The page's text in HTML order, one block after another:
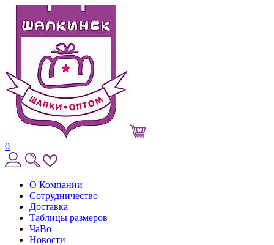
0
О Компании
Сотрудничество
Доставка
Таблицы размеров
ЧаВо
Новости